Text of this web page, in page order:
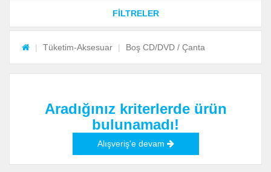
FİLTRELER
Tüketim-Aksesuar Boş CD/DVD / Çanta
Aradığınız kriterlerde ürün
bulunamadı!
Alışveriş'e devam